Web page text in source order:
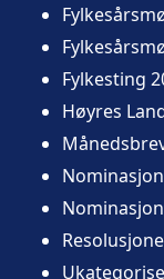
Fylkesting
Høyres